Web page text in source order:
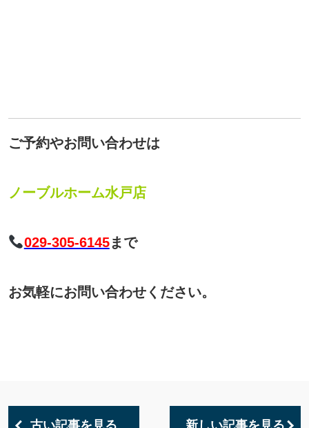
ご予約やお問い合わせは
ノーブルホーム水戸店
029-305-6145まで
お気軽にお問い合わせください。